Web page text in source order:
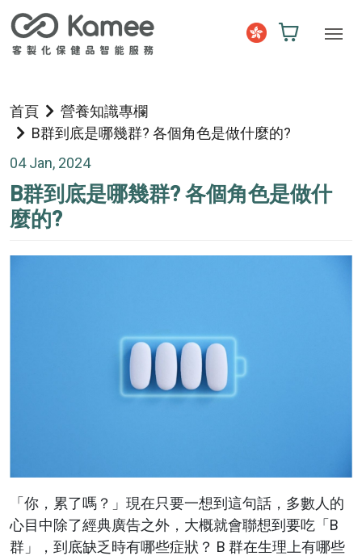
首頁
營養知識專欄
B群到底是哪幾群? 各個角色是做什麼的?
04 Jan, 2024
B群到底是哪幾群? 各個角色是做什
麼的?
「你，累了嗎？」現在只要一想到這句話，多數人的
心目中除了經典廣告之外，大概就會聯想到要吃「B
群」，到底缺乏時有哪些症狀？ B 群在生理上有哪些